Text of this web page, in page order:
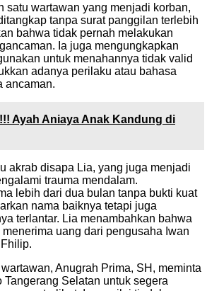
satu wartawan yang menjadi korban,
tanpa surat panggilan terlebih
bahwa tidak pernah melakukan
Ia juga mengungkapkan
untuk menahannya tidak valid
adanya perilaku atau bahasa
ancaman.
Ayah Aniaya Anak Kandung di
akrab disapa Lia, yang juga menjadi
trauma mendalam.
lebih dari dua bulan tanpa bukti kuat
nama baiknya tetapi juga
terlantar. Lia menambahkan bahwa
uang dari pengusaha Iwan
Anugrah Prima, SH, meminta
Tangerang Selatan untuk segera